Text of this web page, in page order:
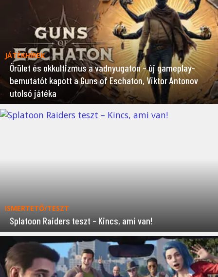
JÁTÉKHÍREK
Őrület és okkultizmus a vadnyugaton – új gameplay-
bemutatót kapott a Guns of Eschaton, Viktor Antonov
utolsó játéka
ISMERTETŐ/TESZT
Splatoon Raiders teszt – Kincs, ami van!